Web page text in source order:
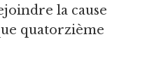
la cause
quatorzième